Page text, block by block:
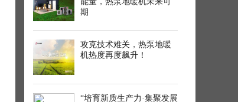
期
攻克技术难关，热泵地暖
机热度再度飙升！
“培育新质生产力·集聚发展